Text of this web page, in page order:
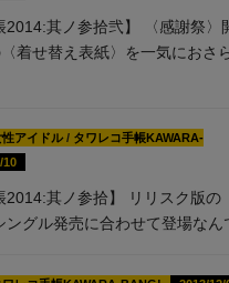
2014:其ノ参拾弐】 〈感謝祭〉
着せ替え表紙〉を一気におさ
性アイドル/ タワレコ手帳KAWARA-
10
2014:其ノ参拾】 リリスク版の
ングル発売に合わせて登場なん